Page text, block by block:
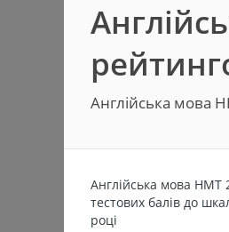
Англійська мова
Англійська мова НМТ
тестових балів до
році